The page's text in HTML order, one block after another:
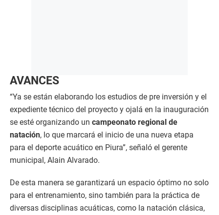
AVANCES
“Ya se están elaborando los estudios de pre inversión y el
expediente técnico del proyecto y ojalá en la inauguración
se esté organizando un campeonato regional de
natación, lo que marcará el inicio de una nueva etapa
para el deporte acuático en Piura”, señaló el gerente
municipal, Alain Alvarado.
De esta manera se garantizará un espacio óptimo no solo
para el entrenamiento, sino también para la práctica de
diversas disciplinas acuáticas, como la natación clásica,